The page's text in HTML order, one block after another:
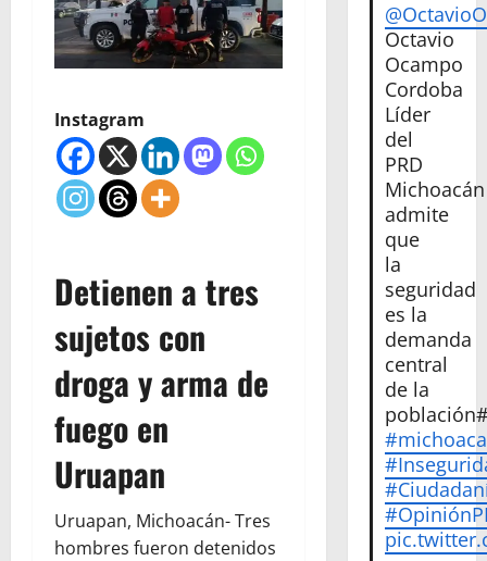
Instagram
Detienen a tres
sujetos con
droga y arma de
fuego en
Uruapan
Uruapan, Michoacán- Tres
hombres fueron detenidos
Octavio
Ocampo
Cordoba
Líder
del
PRD
Michoacán
admite
que
la
seguridad
es la
demanda
central
de la